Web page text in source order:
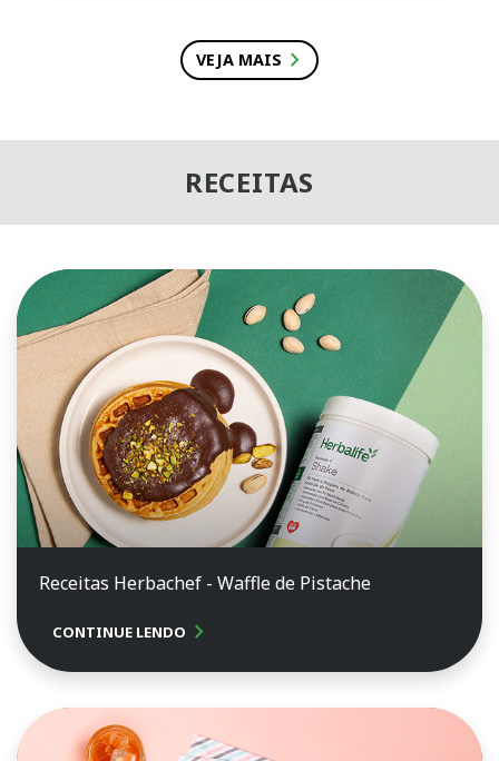
VEJA MAIS chevron_right
RECEITAS
Receitas Herbachef - Waffle de Pistache
CONTINUE LENDO chevron_right